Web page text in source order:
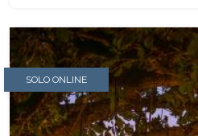
SOLO ONLINE